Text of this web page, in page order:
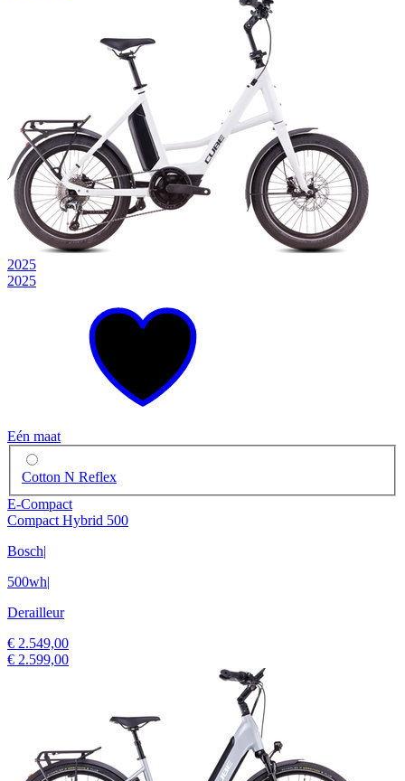
2025
2025
Eén maat
Cotton N Reflex
E-Compact
Compact Hybrid 500
Bosch|
500wh|
Derailleur
€ 2.549,00
€ 2.599,00